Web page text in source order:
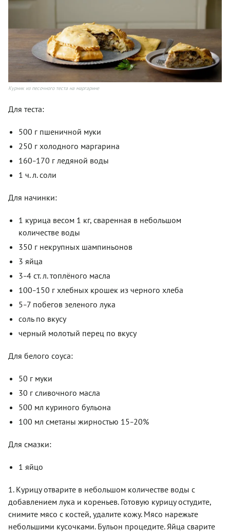
Курник из песочного теста на маргарине
Для теста:
500 г пшеничной муки
250 г холодного маргарина
160–170 г ледяной воды
1 ч. л. соли
Для начинки:
1 курица весом 1 кг, сваренная в небольшом
количестве воды
350 г некрупных шампиньонов
3 яйца
3–4 ст. л. топлёного масла
100–150 г хлебных крошек из черного хлеба
5–7 побегов зеленого лука
соль по вкусу
черный молотый перец по вкусу
Для белого соуса:
50 г муки
30 г сливочного масла
500 мл куриного бульона
100 мл сметаны жирностью 15–20%
Для смазки:
1 яйцо
1. Курицу отварите в небольшом количестве воды с
добавлением лука и кореньев. Готовую курицу остудите,
снимите мясо с костей, удалите кожу. Мясо нарежьте
небольшими кусочками. Бульон процедите. Яйца сварите